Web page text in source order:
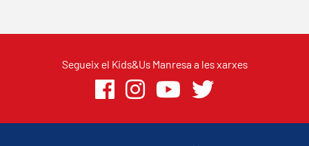
Segueix el Kids&Us Manresa a les xarxes